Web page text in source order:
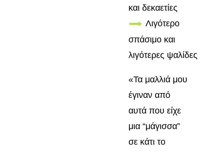
και δεκαετίες
Λιγότερο
σπάσιμο και
λιγότερες ψαλίδες
«Τα μαλλιά μου
έγιναν από
αυτά που είχε
μια “μάγισσα”
σε κάτι το